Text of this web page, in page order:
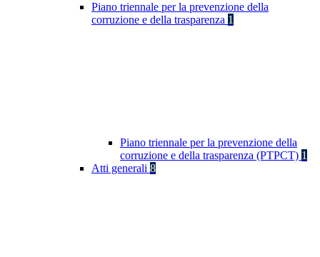
Piano triennale per la prevenzione della
corruzione e della trasparenza 1
Piano triennale per la prevenzione della
corruzione e della trasparenza (PTPCT) 1
Atti generali 8